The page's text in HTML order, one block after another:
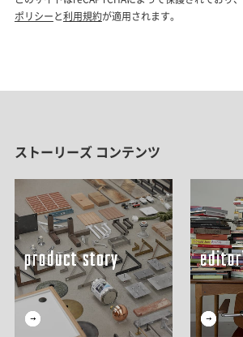
ストーリーズ コンテンツ